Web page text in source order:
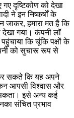
गए दृष्टिकोण को देखा
ने इन निष्कर्षों के
जाकर, हमारा मत है कि
देखा गया। कंपनी लॉ
कि चूंकि पक्षों के
को सुचारू रूप से
सकते कि यह अपने
आपसी विश्वास और
सकता। इसे अन्य कई
संचित प्रभाव